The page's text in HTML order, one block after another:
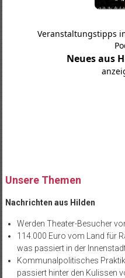
Unsere Themen
Nachrichten aus Hilden
Werden Theater-Besucher
114.000 Euro vom Land für
was passiert in der
Kommunalpolitisches
passiert hinter den Kulissen